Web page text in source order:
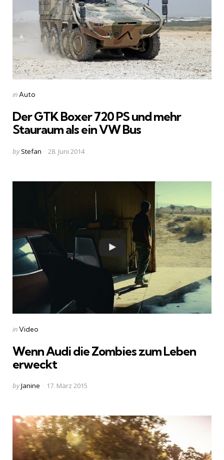
Categories
Posted
inAuto
Der GTK Boxer 720 PS und mehr
Stauraum als ein VW Bus
Posted
by Stefan 28. Juni 2014
Categories
Posted
inVideo
Wenn Audi die Zombies zum Leben
erweckt
Posted
byJanine 17. März 2015